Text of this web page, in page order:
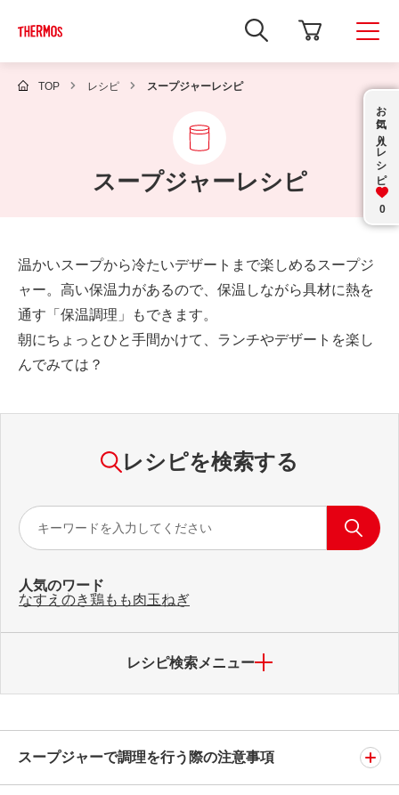
新
し
ウ
イ
開
き
ま
TOP レシピ スープジャーレシピ
スープジャーレシピ
お気に入り
レシピ
0
温かいスープから冷たいデザートまで楽しめるスープジ
ャー。高い保温力があるので、保温しながら具材に熱を
通す「保温調理」もできます。
朝にちょっとひと手間かけて、ランチやデザートを楽し
んでみては？
レシピを検索する
人気のワード
なす えのき鶏もも肉玉ねぎ
レシピ検索メニュー
スープジャーで調理を行う際の注意事項